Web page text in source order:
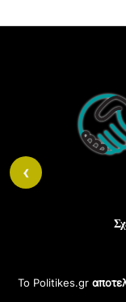
Το Politikes.gr
‹